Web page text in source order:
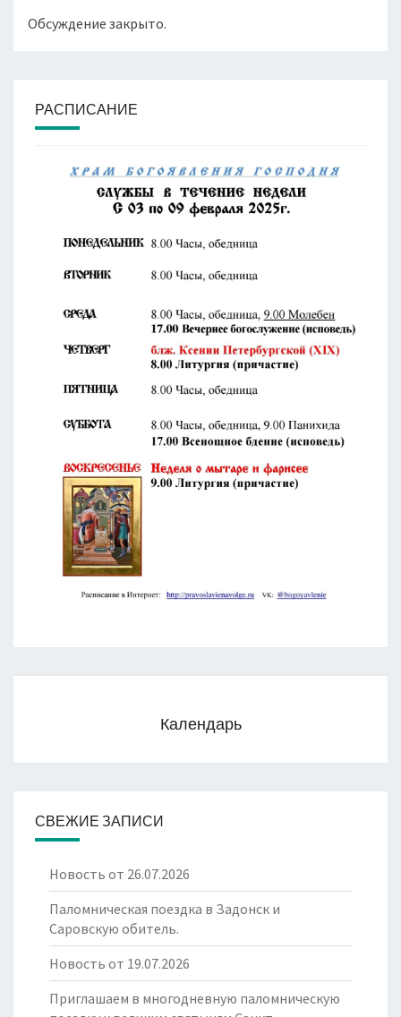
Обсуждение закрыто.
РАСПИСАНИЕ
Календарь
СВЕЖИЕ ЗАПИСИ
Новость от 26.07.2026
Паломническая поездка в Задонск и
Саровскую обитель.
Новость от 19.07.2026
Приглашаем в многодневную паломническую